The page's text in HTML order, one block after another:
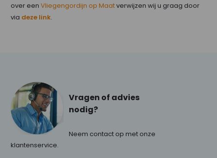
over eenVliegengordijn op Maatverwijzen wij u graag door
via deze link.
Vragen of advies
nodig?
Neem contact op met onze
klantenservice.